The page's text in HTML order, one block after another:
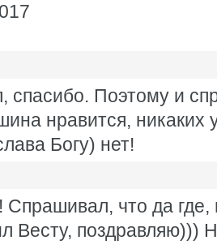
спасибо. Поэтому и
нравится, никаких
Богу) нет!
Спрашивал, что да
Весту,